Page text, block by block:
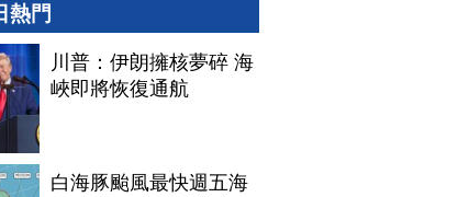
熱門
川普：伊朗擁核夢碎 海
峽即將恢復通航
白海豚颱風最快週五海